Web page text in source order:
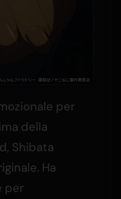
per
della
Shibata
Ha
per